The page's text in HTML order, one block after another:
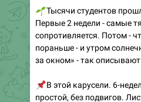
сопротивляется. Потом -
пораньше - и утром
за окном» - так описывают
В этой карусели. 6-
Сохраните этот план.